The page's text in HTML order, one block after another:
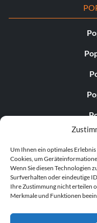
Um Ihnen ein optimales
Cookies, um
Wenn Sie diesen Technologien
Surfverhalten oder eindeutige
Ihre Zustimmung nicht erteilen
Merkmale und Funktionen